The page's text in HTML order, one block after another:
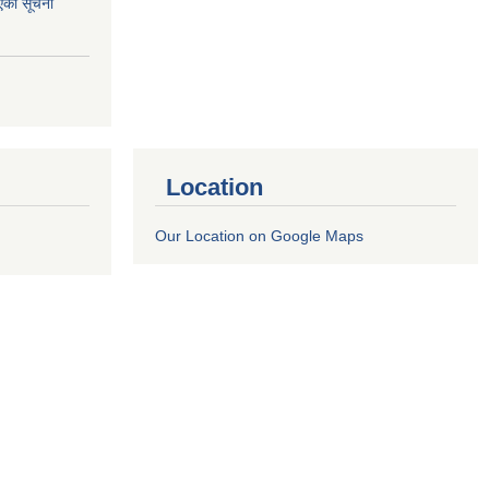
Location
Our Location on Google Maps